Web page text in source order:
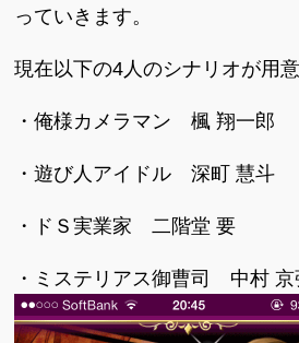
っていきます。
現在以下の4人のシナリオが用意
・俺様カメラマン 楓 翔一郎
・遊び人アイドル 深町 慧斗
・ドＳ実業家 二階堂 要
・ミステリアス御曹司 中村 京